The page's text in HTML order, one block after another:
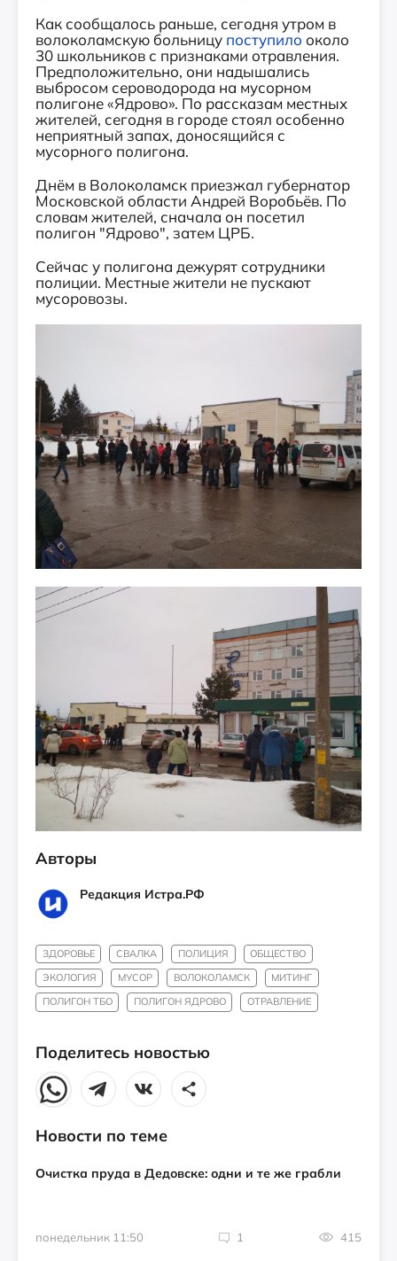
Как сообщалось раньше, сегодня утром в
волоколамскую больницу поступило около
30 школьников с признаками отравления.
Предположительно, они надышались
выбросом сероводорода на мусорном
полигоне «Ядрово». По рассказам местных
жителей, сегодня в городе стоял особенно
неприятный запах, доносящийся с
мусорного полигона.
Днём в Волоколамск приезжал губернатор
Московской области Андрей Воробьёв. По
словам жителей, сначала он посетил
полигон "Ядрово", затем ЦРБ.
Сейчас у полигона дежурят сотрудники
полиции. Местные жители не пускают
мусоровозы.
Авторы
Редакция Истра.РФ
ЗДОРОВЬЕ СВАЛКА ПОЛИЦИЯ
ОБЩЕСТВО
ЭКОЛОГИЯ
МУСОР ВОЛОКОЛАМСК
МИТИНГ
ПОЛИГОН ТБО
ПОЛИГОН ЯДРОВО ОТРАВЛЕНИЕ
Поделитесь новостью
Новости по теме
Очистка пруда в Дедовске: одни и те же грабли
понедельник 11:50 1 415